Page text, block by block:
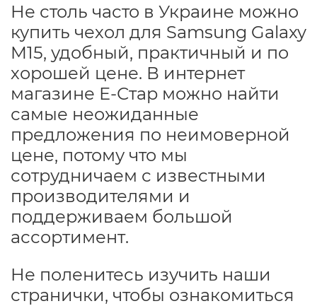
Не столь часто в Украине можно
купить чехол для Samsung Galaxy
M15, удобный, практичный и по
хорошей цене. В интернет
магазине Е-Стар можно найти
самые неожиданные
предложения по неимоверной
цене, потому что мы
сотрудничаем с известными
производителями и
поддерживаем большой
ассортимент.
Не поленитесь изучить наши
странички, чтобы ознакомиться